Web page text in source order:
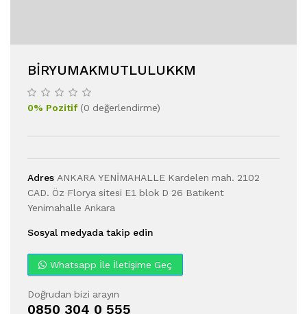
BIRYUMAKMUTLULUKKM
0% Pozitif(0 değerlendirme)
Adres ANKARA YENİMAHALLE Kardelen mah. 2102
CAD. Öz Florya sitesi E1 blok D 26 Batıkent
Yenimahalle Ankara
Sosyal medyada takip edin
Whatsapp İle İletişime Geç
Doğrudan bizi arayın
0850 304 0 555